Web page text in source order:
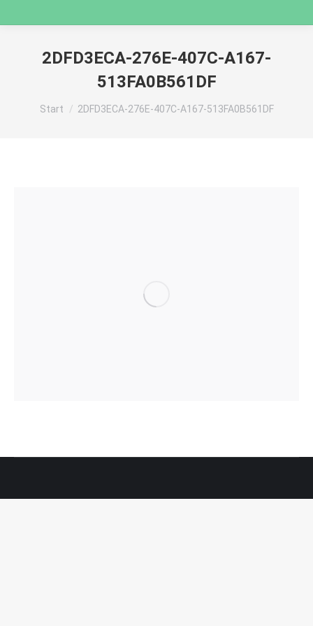
2DFD3ECA-276E-407C-A167-
513FA0B561DF
Sie befinden sich hier:
Start 2DFD3ECA-276E-407C-A167-513FA0B561DF